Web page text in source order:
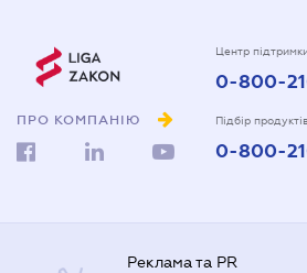
ПРО КОМПАНІЮ
Центр
0-800-
Підбір
0-800-
Реклама та PR